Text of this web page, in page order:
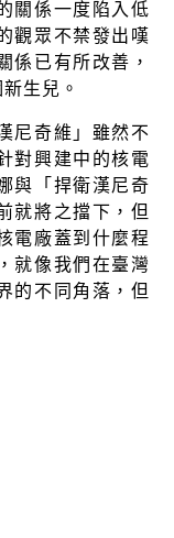
關係一度陷入低
觀眾不禁發出嘆
係已有所改善，
生兒。
尼奇維」雖然不
對興建中的核電
與「捍衛漢尼奇
就將之擋下，但
電廠蓋到什麼程
就像我們在臺灣
的不同角落，但